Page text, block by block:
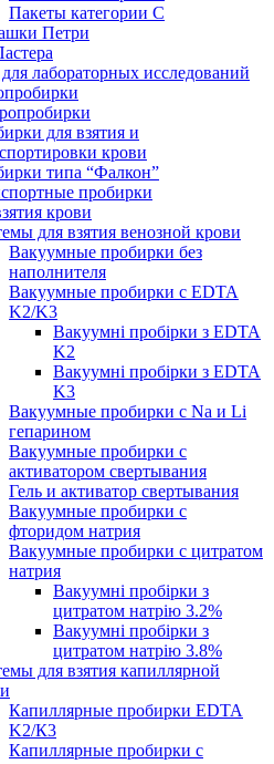
Пакеты категории C
Петри
лабораторных исследований
для взятия и
крови
типа “Фалкон”
пробирки
крови
для взятия венозной крови
Вакуумные пробирки без
наполнителя
Вакуумные пробирки с EDTA
K2/K3
Вакуумні пробірки з EDTA
K2
Вакуумні пробірки з EDTA
K3
Вакуумные пробирки с Na и Li
гепарином
Вакуумные пробирки с
активатором свертывания
Гель и активатор свертывания
Вакуумные пробирки с
фторидом натрия
Вакуумные пробирки с цитратом
натрия
Вакуумні пробірки з
цитратом натрію 3.2%
Вакуумні пробірки з
цитратом натрію 3.8%
для взятия капиллярной
Капиллярные пробирки EDTA
K2/К3
Капиллярные пробирки с